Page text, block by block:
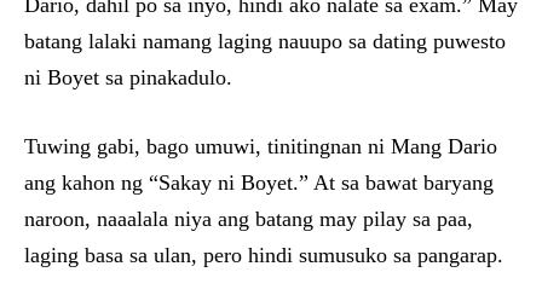
Dario, dahil po sa inyo, hindi ako nalate sa exam.” May
batang lalaki namang laging nauupo sa dating puwesto
ni Boyet sa pinakadulo.
Tuwing gabi, bago umuwi, tinitingnan ni Mang Dario
ang kahon ng “Sakay ni Boyet.” At sa bawat baryang
naroon, naaalala niya ang batang may pilay sa paa,
laging basa sa ulan, pero hindi sumusuko sa pangarap.